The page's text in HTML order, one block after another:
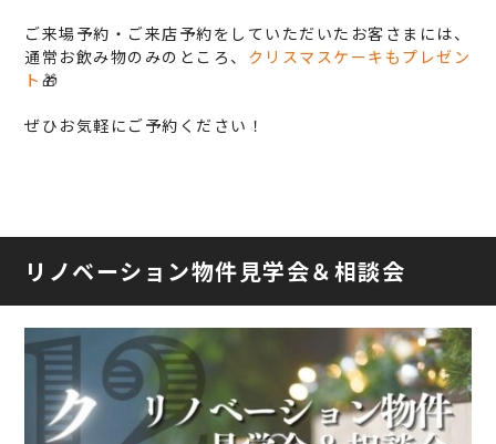
ご来場予約・ご来店予約をしていただいたお客さまには、
通常お飲み物のみのところ、 クリスマスケーキもプレゼン
ト 🎁
ぜひお気軽にご予約ください！
リノベーション物件見学会＆相談会